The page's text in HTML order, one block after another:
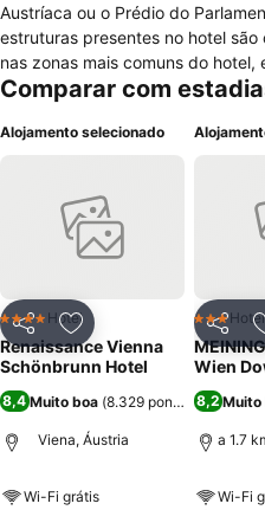
Austríaca ou o Prédio do
estruturas presentes no hotel
nas zonas mais comuns do
para reuniões e conferências,
academia de ginástica, espaço
lavandaria, de negócios, de
casamento, estão preparados
necessitam de cadeira de rodas
estão equipados com telefone,
escritório, TV com canais via
tendo berços.
Comparar com
Alojamento selecionado
PartilharAdicionar aos
4 EstrelasHotel
Renaissance Vienna
Schönbrunn Hotel
8,4Muito boa (8.329 pontuações)
Viena, Áustria
Wi-Fi grátis
3 Estrelas
Hotel
Wien
8,2 Muito
a 1.7
Wi-Fi